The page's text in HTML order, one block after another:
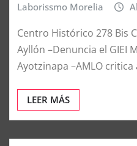
Laborissmo Morelia
Centro Histórico 278 Bis
Ayllón –Denuncia el GIEI
Ayotzinapa –AMLO
LEER MÁS